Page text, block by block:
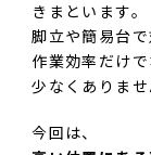
きまといます。
脚立や簡易台
作業効率だけで
少なくありませ
今回は、